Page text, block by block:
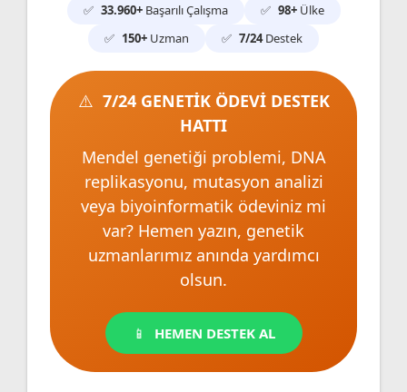
33.960+Başarılı Çalışma 98+Ülke
150+ Uzman 7/24Destek
7/24 GENETİK ÖDEVİ DESTEK
HATTI
Mendel genetiği problemi, DNA
replikasyonu, mutasyon analizi
veya biyoinformatik ödeviniz mi
var? Hemen yazın, genetik
uzmanlarımız anında yardımcı
olsun.
HEMEN DESTEK AL